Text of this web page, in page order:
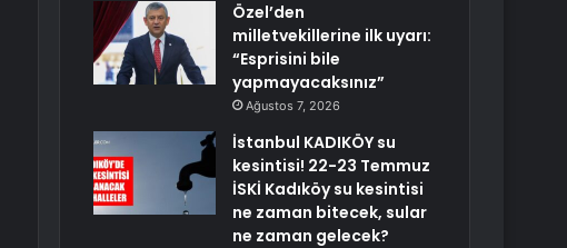
Özel’den
milletvekillerine ilk uyarı:
“Esprisini bile
yapmayacaksınız”
Ağustos 7, 2026
İstanbul KADIKÖY su
kesintisi! 22-23 Temmuz
İSKİ Kadıköy su kesintisi
ne zaman bitecek, sular
ne zaman gelecek?